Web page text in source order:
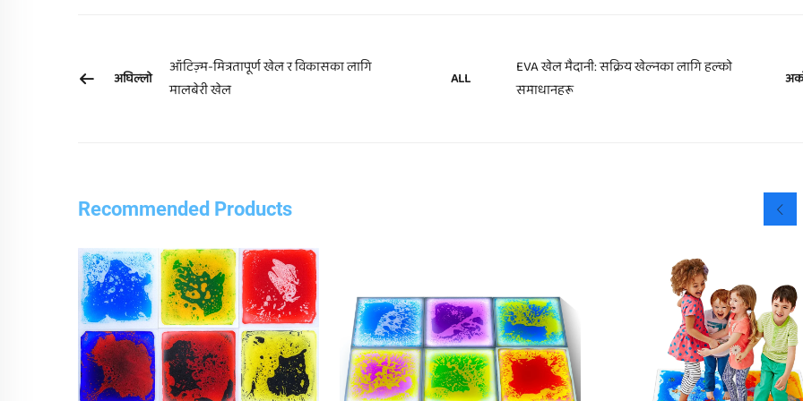
अघिल्लो
ऑटिज़्म-मित्रतापूर्ण खेल र विकासका लागि
मालबेरी खेल
ALL
EVA खेल मैदानी: सक्रिय खेल्नका लागि हल्को
समाधानहरू
Recommended Products